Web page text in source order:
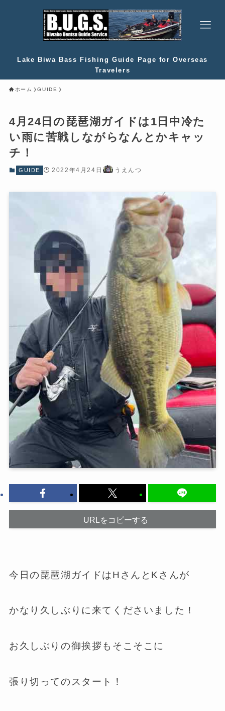
Lake Biwa Bass Fishing Guide Page for Overseas
Travelers
ホーム GUIDE
4月24日の琵琶湖ガイドは1日中冷た
い雨に苦戦しながらなんとかキャッ
チ！
GUIDE 2022年4月24日 うえんつ
URLをコピーする
今日の琵琶湖ガイドはHさんとKさんが
かなり久しぶりに来てくださいました！
お久しぶりの御挨拶もそこそこに
張り切ってのスタート！